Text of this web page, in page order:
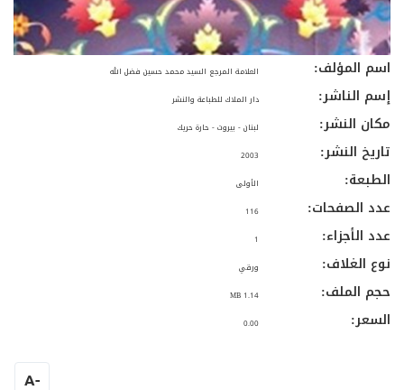
اسم المؤلف: العلامة المرجع السيد محمد حسين فضل الله
إسم الناشر: دار الملاك للطباعة والنشر
مكان النشر: لبنان - بيروت - حارة حريك
تاريخ النشر: 2003
الطبعة: الأولى
عدد الصفحات: 116
عدد الأجزاء: 1
نوع الغلاف: ورقي
حجم الملف: 1.14 MB
السعر: 0.00
-
A